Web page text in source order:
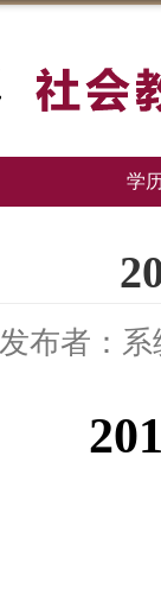
学
发布者：